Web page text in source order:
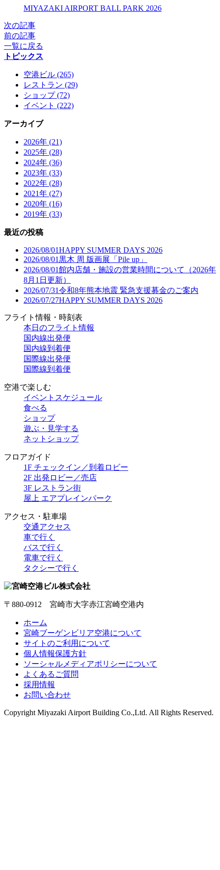
MIYAZAKI AIRPORT BALL PARK 2026
次の記事
前の記事
一覧に戻る
トピックス
空港ビル (265)
レストラン (29)
ショップ (72)
イベント (222)
アーカイブ
2026年 (21)
2025年 (28)
2024年 (36)
2023年 (33)
2022年 (28)
2021年 (27)
2020年 (16)
2019年 (33)
最近の投稿
2026/08/01HAPPY SUMMER DAYS 2026
2026/08/01黒木 周 版画展「Pile up」
2026/08/01館内店舗・施設の営業時間について（2026年
8月1日更新）
2026/07/31令和8年熊本地震 緊急支援募金のご案内
2026/07/27HAPPY SUMMER DAYS 2026
フライト情報・時刻表
本日のフライト情報
国内線出発便
国内線到着便
国際線出発便
国際線到着便
空港で楽しむ
イベントスケジュール
食べる
ショップ
遊ぶ・見学する
ネットショップ
フロアガイド
1F チェックイン／到着ロビー
2F 出発ロビー／売店
3F レストラン街
屋上 エアプレインパーク
アクセス・駐車場
交通アクセス
車で行く
バスで行く
電車で行く
タクシーで行く
〒880-0912 宮崎市大字赤江宮崎空港内
ホーム
宮崎ブーゲンビリア空港について
サイトのご利用について
個人情報保護方針
ソーシャルメディアポリシーについて
よくあるご質問
採用情報
お問い合わせ
Copyright Miyazaki Airport Building Co.,Ltd. All Rights Reserved.